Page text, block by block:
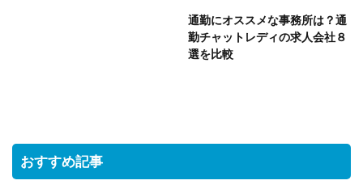
通勤にオススメな事務所は？通
勤チャットレディの求人会社８
選を比較
おすすめ記事